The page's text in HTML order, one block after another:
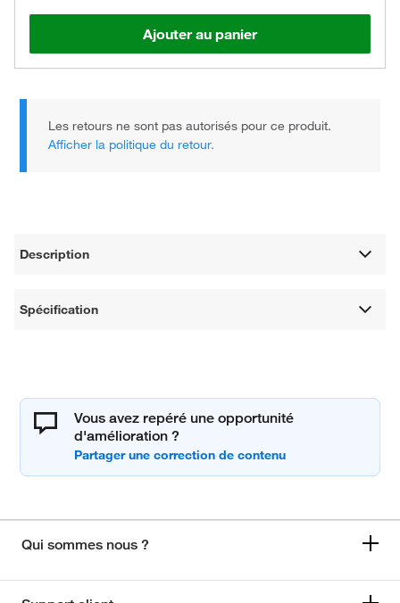
Ajouter au panier
Les retours ne sont pas autorisés pour ce produit.
Afficher la politique du retour.
Description
Spécification
Vous avez repéré une opportunité
d'amélioration ?
Qui sommes nous ?